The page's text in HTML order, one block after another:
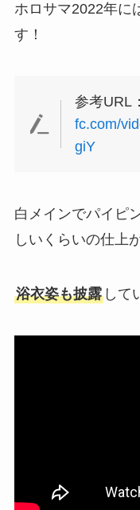
ホロサマ2022年に
す！
参考URL：
fc.com/
giY
白メインでパイピ
しいくらいの仕上
浴衣姿も披露して